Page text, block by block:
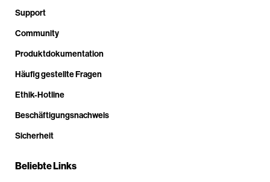
Support
Community
Produktdokumentation
Häufig gestellte Fragen
Ethik-Hotline
Beschäftigungsnachweis
Sicherheit
Beliebte Links